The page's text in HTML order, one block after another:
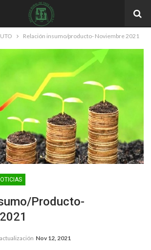
Relación insumo/producto- Noviembre 2021
producto-
Nov 12, 2021